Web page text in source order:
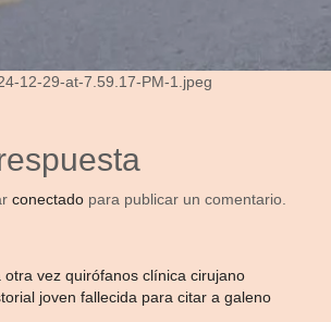
12-29-at-7.59.17-PM-1.jpeg
conectado para publicar un comentario.
otra vez quirófanos clínica cirujano
joven fallecida para citar a galeno